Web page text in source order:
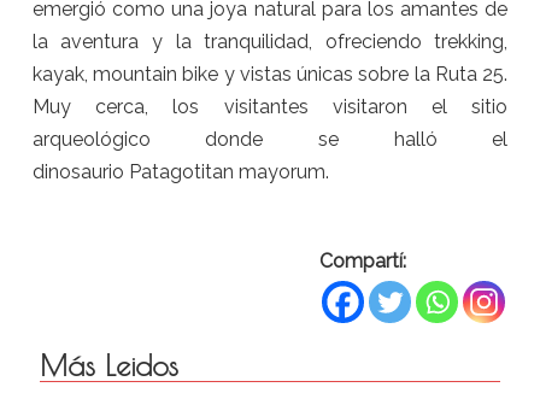
emergió como una joya natural para los amantes de
la aventura y la tranquilidad, ofreciendo trekking,
kayak, mountain bike y vistas únicas sobre la Ruta 25.
Muy cerca, los visitantes visitaron el sitio
arqueológico donde se halló el
dinosaurio Patagotitan mayorum.
Compartí:
Más Leidos